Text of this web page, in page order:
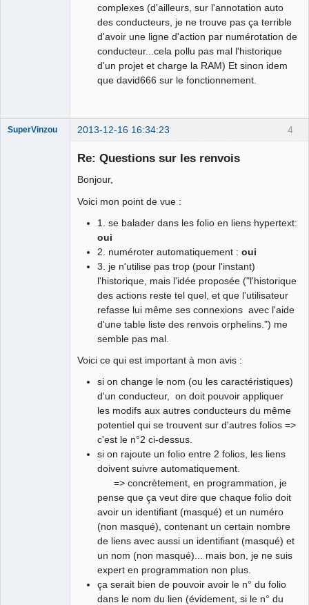
complexes (d'ailleurs, sur l'annotation auto
des conducteurs, je ne trouve pas ça terrible
d'avoir une ligne d'action par numérotation de
conducteur...cela pollu pas mal l'historique
d'un projet et charge la RAM) Et sinon idem
que david666 sur le fonctionnement.
4
SuperVinzou 2013-12-16 16:34:23
Re: Questions sur les renvois
Bonjour,
Voici mon point de vue :
1. se balader dans les folio en liens hypertext:
oui
2. numéroter automatiquement : oui
3. je n'utilise pas trop (pour l'instant)
l'historique, mais l'idée proposée ("l'historique
des actions reste tel quel, et que l'utilisateur
refasse lui même ses connexions avec l'aide
d'une table liste des renvois orphelins.") me
semble pas mal.
Voici ce qui est important à mon avis :
si on change le nom (ou les caractéristiques)
d'un conducteur, on doit pouvoir appliquer
les modifs aux autres conducteurs du même
potentiel qui se trouvent sur d'autres folios =>
c'est le n°2 ci-dessus.
si on rajoute un folio entre 2 folios, les liens
doivent suivre automatiquement.
=> concrètement, en programmation, je
pense que ça veut dire que chaque folio doit
avoir un identifiant (masqué) et un numéro
(non masqué), contenant un certain nombre
de liens avec aussi un identifiant (masqué) et
un nom (non masqué)... mais bon, je ne suis
expert en programmation non plus.
ça serait bien de pouvoir avoir le n° du folio
dans le nom du lien (évidement, si le n° du